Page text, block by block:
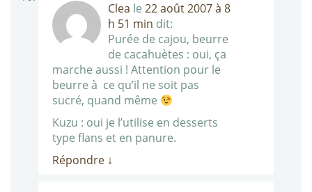
Clea le 22 août 2007 à 8
h 51 min dit:
Purée de cajou, beurre
de cacahuètes : oui, ça
marche aussi ! Attention pour le
beurre à ce qu’il ne soit pas
sucré, quand même
Kuzu : oui je l’utilise en desserts
type flans et en panure.
Répondre ↓